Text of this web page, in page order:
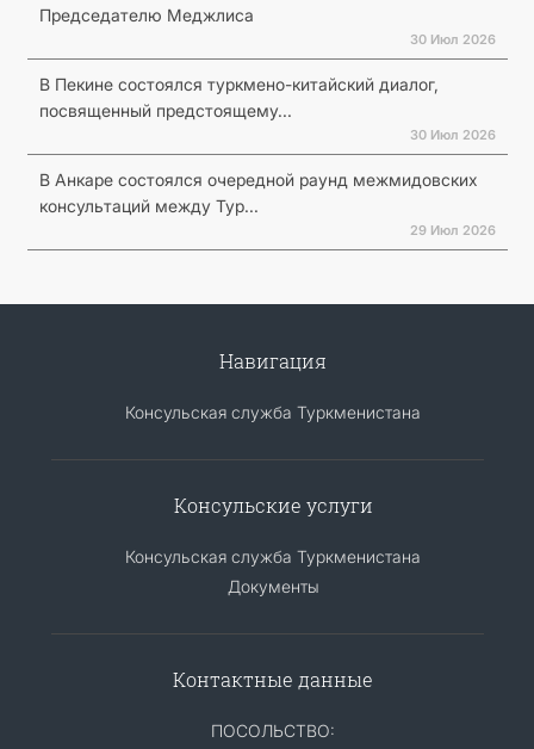
Председателю Меджлиса
30 Июл 2026
В Пекине состоялся туркмено-китайский диалог,
посвященный предстоящему...
30 Июл 2026
В Анкаре состоялся очередной раунд межмидовских
консультаций между Тур...
29 Июл 2026
Навигация
Консульская служба Туркменистана
Консульские услуги
Консульская служба Туркменистана
Документы
Контактные данные
ПОСОЛЬСТВО: